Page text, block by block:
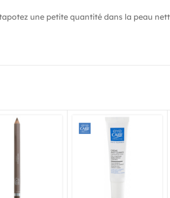
une petite quantité dans la peau